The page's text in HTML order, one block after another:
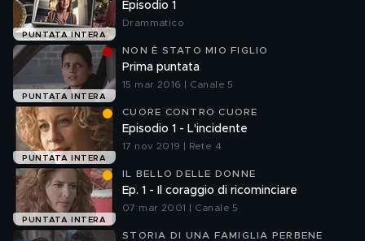
PUNTATA INTERA
Episodio 1
Drammatico
PUNTATA INTERA
NON È STATO MIO FIGLIO
Prima puntata
15 mar 2016 | Canale 5
PUNTATA INTERA
CUORE CONTRO CUORE
Episodio 1 - L'incidente
17 nov 2019 | Rete 4
PUNTATA INTERA
IL BELLO DELLE DONNE
Ep. 1 - Il coraggio di ricominciare
07 mar 2001 | Canale 5
STORIA DI UNA FAMIGLIA PERBENE